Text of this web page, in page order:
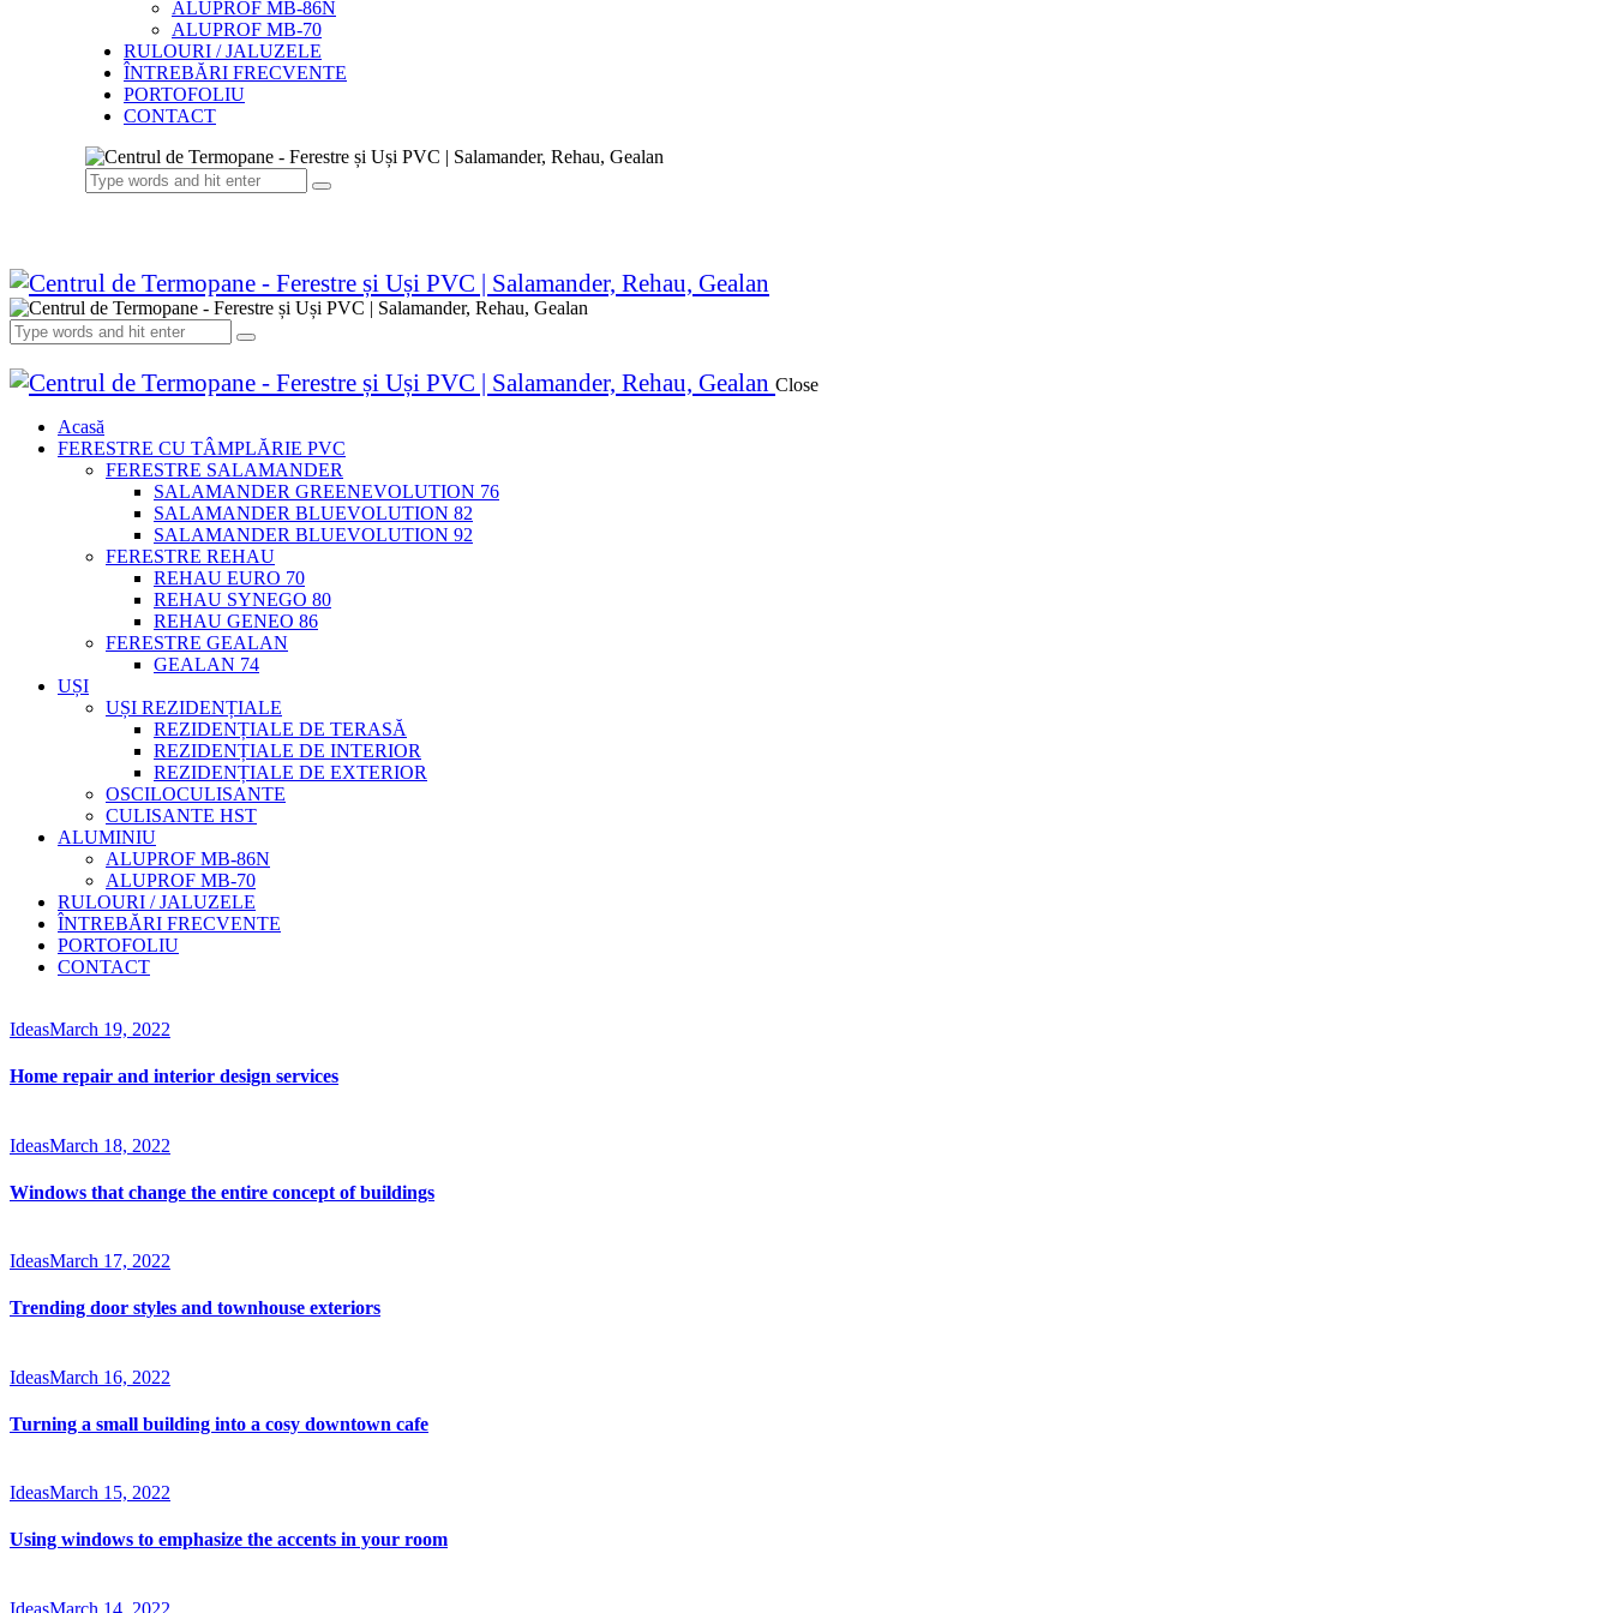
ALUPROF MB-86N
ALUPROF MB-70
RULOURI / JALUZELE
ÎNTREBĂRI FRECVENTE
PORTOFOLIU
CONTACT
Close
Acasă
FERESTRE CU TÂMPLĂRIE PVC
FERESTRE SALAMANDER
SALAMANDER GREENEVOLUTION 76
SALAMANDER BLUEVOLUTION 82
SALAMANDER BLUEVOLUTION 92
FERESTRE REHAU
REHAU EURO 70
REHAU SYNEGO 80
REHAU GENEO 86
FERESTRE GEALAN
GEALAN 74
UȘI
UȘI REZIDENȚIALE
REZIDENȚIALE DE TERASĂ
REZIDENȚIALE DE INTERIOR
REZIDENȚIALE DE EXTERIOR
OSCILOCULISANTE
CULISANTE HST
ALUMINIU
ALUPROF MB-86N
ALUPROF MB-70
RULOURI / JALUZELE
ÎNTREBĂRI FRECVENTE
PORTOFOLIU
CONTACT
IdeasMarch 19, 2022
Home repair and interior design services
IdeasMarch 18, 2022
Windows that change the entire concept of buildings
IdeasMarch 17, 2022
Trending door styles and townhouse exteriors
IdeasMarch 16, 2022
Turning a small building into a cosy downtown cafe
IdeasMarch 15, 2022
Using windows to emphasize the accents in your room
IdeasMarch 14, 2022